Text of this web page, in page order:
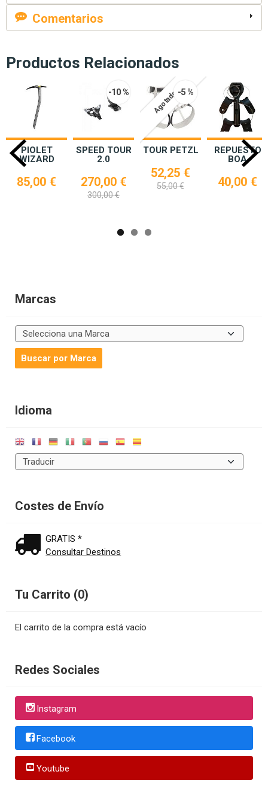
Marcas
Idioma
Costes de Envío
GRATIS *
Consultar Destinos
Tu Carrito (0)
El carrito de la compra está vacío
Redes Sociales
Instagram
Facebook
Youtube
Comentarios
Productos Relacionados
PIOLET
WIZARD
85,00 €
-10 %
SPEED TOUR
2.0
270,00 €
300,00 €
Agotado-5 %
TOUR PETZL
52,25 €
55,00 €
REPUESTO
BOA
40,00 €